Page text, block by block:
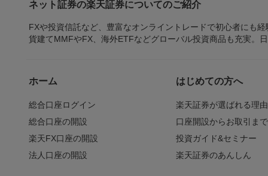
ネット証券の楽天証券についてのご紹介
FXや投資信託など、豊富なオンライントレードで初心者にも
貨建てMMFやFX、海外ETFなどグローバル投資商品も充実。
ホーム
総合口座ログイン
総合口座の開設
楽天FX口座の開設
法人口座の開設
はじめての方へ
楽天証券が選ばれる理由
口座開設からお取引ま
投資ガイド&セミナー
楽天証券のあんしん